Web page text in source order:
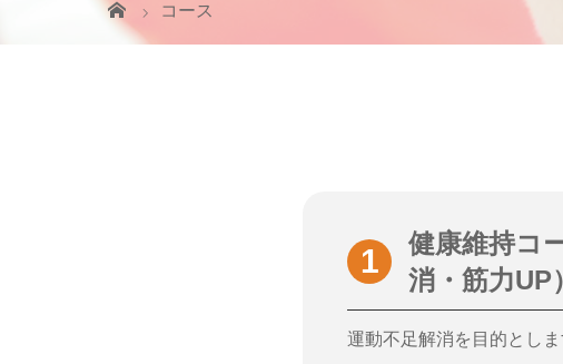
コース
健康維持コ
消・筋力UP）
運動不足解消を目的とし